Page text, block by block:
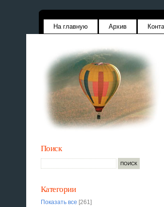
На главную Архив
Поиск
Категории
Показать все [261]